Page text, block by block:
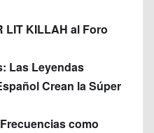
LIT KILLAH al Foro
Las Leyendas
Crean la Súper
como